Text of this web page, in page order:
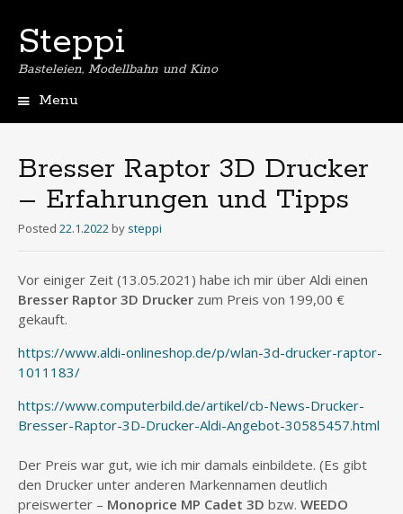
Steppi
Basteleien, Modellbahn und Kino
Menu
Bresser Raptor 3D Drucker
– Erfahrungen und Tipps
Posted 22.1.2022 by steppi
Vor einiger Zeit (13.05.2021) habe ich mir über Aldi einen
Bresser Raptor 3D Drucker zum Preis von 199,00 €
gekauft.
https://www.aldi-onlineshop.de/p/wlan-3d-drucker-raptor-
1011183/
https://www.computerbild.de/artikel/cb-News-Drucker-
Bresser-Raptor-3D-Drucker-Aldi-Angebot-30585457.html
Der Preis war gut, wie ich mir damals einbildete. (Es gibt
den Drucker unter anderen Markennamen deutlich
preiswerter – Monoprice MP Cadet 3D bzw. WEEDO